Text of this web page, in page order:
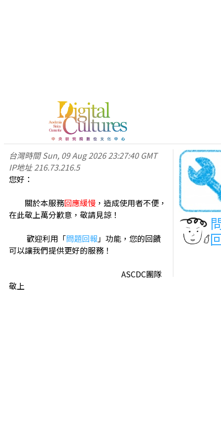
台灣時間Sun, 09 Aug 2026 23:27:40 GMT
IP地址216.73.216.5
您好：
關於本服務回應緩慢 ，造成使用者不便，
在此敬上萬分歉意，敬請見諒！
歡迎利用「問題回報」功能，您的回饋
可以讓我們提供更好的服務！
ASCDC團隊
敬上